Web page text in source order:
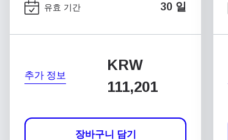
유효 기간 30 일
추가 정보
KRW
111,201
장바구니 담기